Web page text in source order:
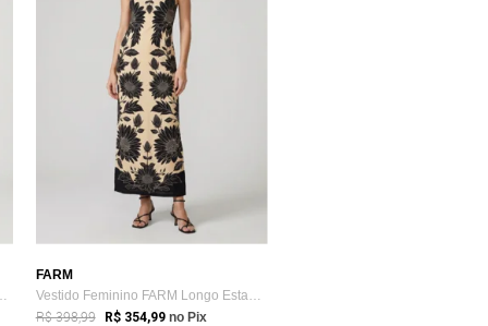
Conchas Preto
FARM
Vestido Feminino FARM Longo Estampa Floral Bege
R$ 398,99 R$ 354,99 no Pix